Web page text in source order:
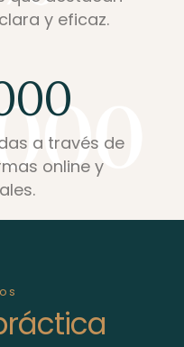
y eficaz.
a través de
online y